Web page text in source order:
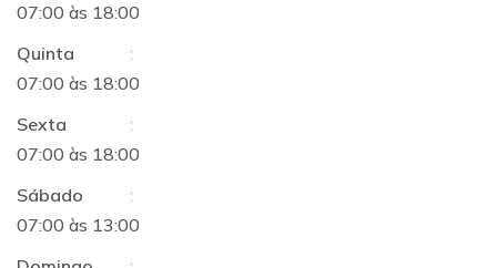
07:00 às 18:00
Quinta
:
07:00 às 18:00
Sexta
:
07:00 às 18:00
Sábado
:
07:00 às 13:00